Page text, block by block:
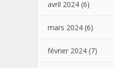
avril 2024 (6)
mars 2024 (6)
février 2024 (7)